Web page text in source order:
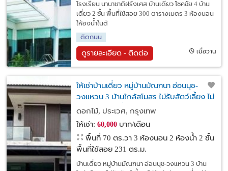
โรงเรียน นานาชาติฝรั่งเศส บ้านเดี่ยว โชคชัย 4 บ้าน
เดี่ยว 2 ชั้น พื้นที่ใช้สอย 300 ตารางเมตร 3 ห้องนอน
ให้องน้ำในตั
ติดถนน
ดูรายละเอียด - ติดต่อ เมื่อวาน
ให้เช่าบ้านเดี่ยว หมู่บ้านมัณฑนา อ่อนนุช-
วงแหวน 3 บ้านใกล้สโมสร ไม่รับสัตว์เลี้ยง ไม่
รับผู้เช่าสูบบุหรี่
ดอกไม้, ประเวศ, กรุงเทพ
ให้เช่า: 60,000บาท/เดือน
พื้นที่ 70 ตร.วา 3 ห้องนอน 2 ห้องน้ำ 2 ชั้น
พื้นที่ใช้สอย 231 ตร.ม.
บ้านเดี่ยว หมู่บ้านมัณฑนา อ่อนนุช-วงแหวน 3 บ้าน